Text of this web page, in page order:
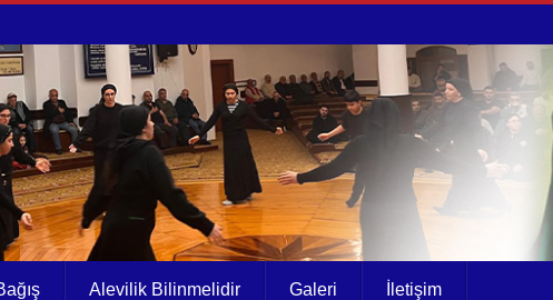
Alevilik Bilinmelidir Galeri İletişim